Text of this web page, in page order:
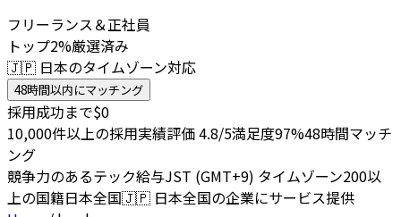
フリーランス＆正社員
トップ2%厳選済み
🇯🇵 日本のタイムゾーン対応
48時間以内にマッチング
採用成功まで$0
10,000件以上の採用実績評価 4.8/5満足度97%48時間マッチ
ング
競争力のあるテック給与JST (GMT+9) タイムゾーン200以
上の国籍日本全国🇯🇵 日本全国の企業にサービス提供